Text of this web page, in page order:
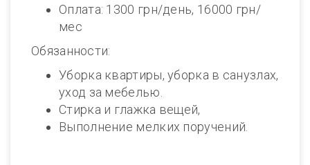
Оплата: 1300 грн/день, 16000 грн/
мес
Обязанности:
Уборка квартиры, уборка в санузлах,
уход за мебелью.
Стирка и глажка вещей,
Выполнение мелких поручений.